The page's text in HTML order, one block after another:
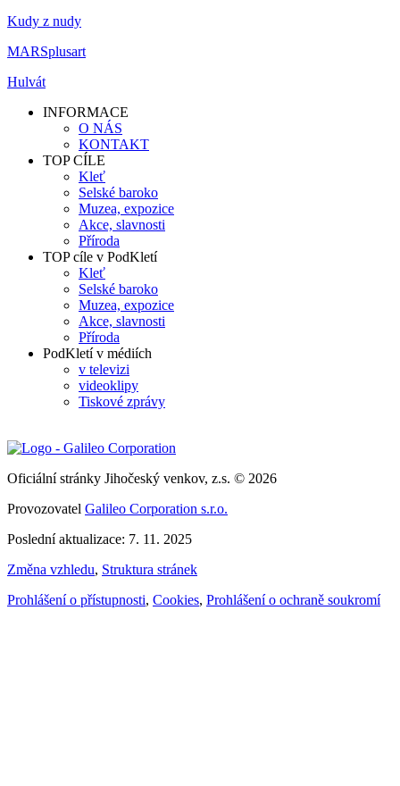
Kudy z nudy
MARSplusart
Hulvát
INFORMACE
O NÁS
KONTAKT
TOP CÍLE
Kleť
Selské baroko
Muzea, expozice
Akce, slavnosti
Příroda
TOP cíle v PodKletí
Kleť
Selské baroko
Muzea, expozice
Akce, slavnosti
Příroda
PodKletí v médiích
v televizi
videoklipy
Tiskové zprávy
Oficiální stránky Jihočeský venkov, z.s. © 2026
Provozovatel Galileo Corporation s.r.o.
Poslední aktualizace: 7. 11. 2025
Změna vzhledu, Struktura stránek
Prohlášení o přístupnosti, Cookies, Prohlášení o ochraně soukromí